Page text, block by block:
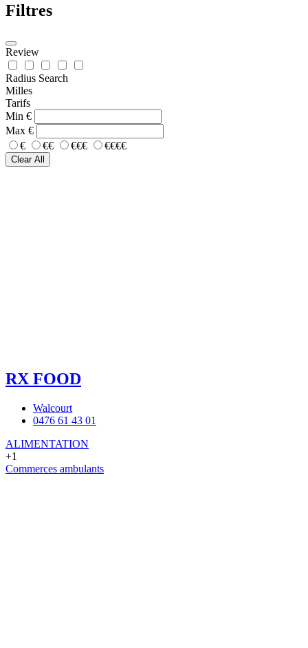
Filtres
Review
Radius Search
Milles
Tarifs
Min €
Max €
€
€€ €€€ €€€€
Clear All
RX FOOD
Walcourt
0476 61 43 01
ALIMENTATION
+1
Commerces ambulants